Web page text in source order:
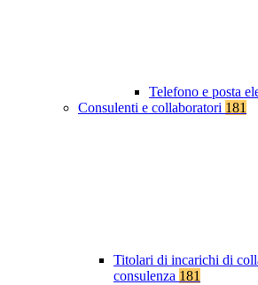
Telefono e posta
Consulenti e collaboratori 181
Titolari di incarichi di
consulenza 181